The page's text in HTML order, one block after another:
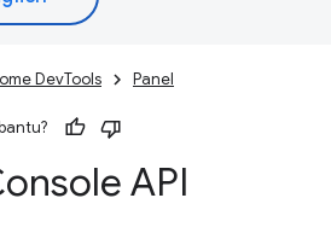
DevTools Panel
API